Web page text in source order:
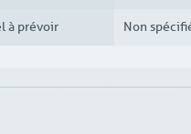
à prévoir Non